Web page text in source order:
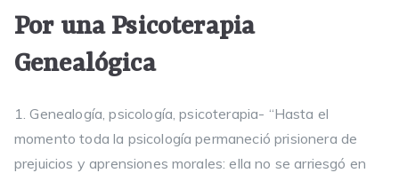
Por una Psicoterapia
Genealógica
1. Genealogía, psicología, psicoterapia- “Hasta el
momento toda la psicología permaneció prisionera de
prejuicios y aprensiones morales: ella no se arriesgó en